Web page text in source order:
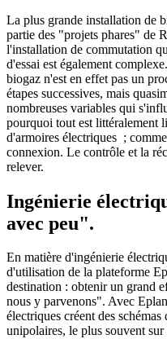
La plus grande installation de
partie des "projets phares" de
l'installation de commutation
d'essai est également
biogaz n'est en effet pas un
étapes successives, mais
nombreuses variables qui
pourquoi tout est littéralement
d'armoires électriques ;
connexion. Le contrôle et la
relever.
Ingénierie
avec peu".
En matière d'ingénierie
d'utilisation de la plateforme
destination : obtenir un grand
nous y parvenons". Avec
électriques créent des
unipolaires, le plus souvent